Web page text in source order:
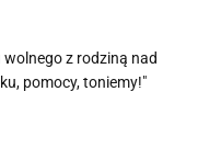
z rodziną nad
pomocy, toniemy!"